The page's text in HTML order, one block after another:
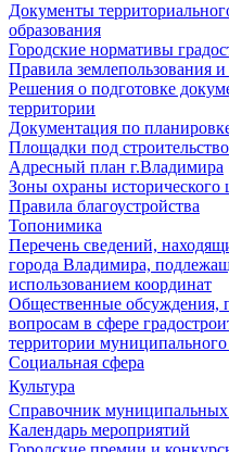
Документы
образования
Городские нормативы
Правила землепользования и
Решения о подготовке
территории
Документация по
Площадки под строительство
Адресный план г.Владимира
Зоны охраны исторического
Правила благоустройства
Топонимика
Перечень сведений,
города Владимира,
использованием координат
Общественные обсуждения,
вопросам в сфере
территории
Социальная сфера
Культура
Справочник
Календарь мероприятий